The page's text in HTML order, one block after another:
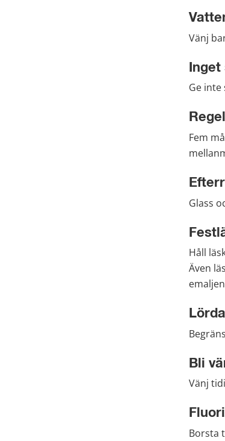
Vänj
Ge inte
Fem
Glass
Håll
Även
Bli
Vänj
Borsta